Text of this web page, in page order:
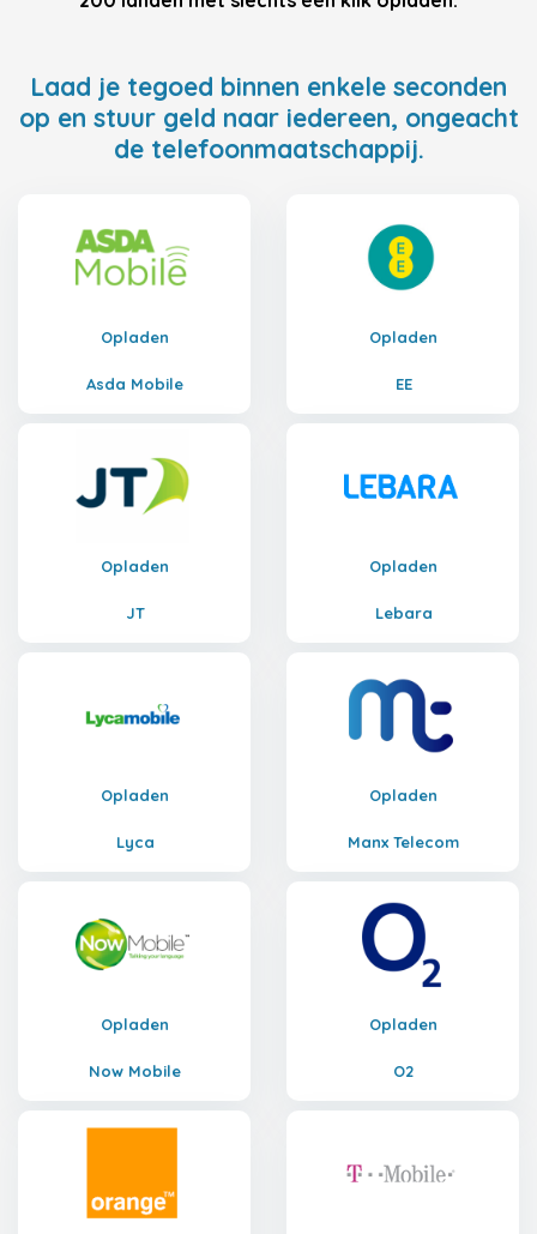
Laad je tegoed binnen enkele seconden
op en stuur geld naar iedereen, ongeacht
de telefoonmaatschappij.
Opladen
Asda Mobile
Opladen
EE
Opladen
JT
Opladen
Lebara
Opladen
Lyca
Opladen
Manx Telecom
Opladen
Now Mobile
Opladen
O2